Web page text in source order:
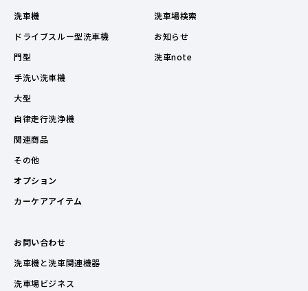
洗車機
ドライブスルー型洗車機
門型
手洗い洗車機
大型
自律走行洗浄機
関連商品
その他
オプション
カーケアアイテム
洗車場検索
お知らせ
洗車note
お問い合わせ
洗車機と洗車関連機器
洗車場ビジネス